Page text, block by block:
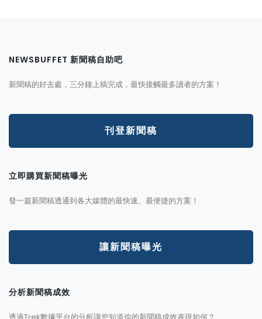
NEWSBUFFET 新聞稿自助吧
新聞稿的好去處，三分鐘上稿完成，最快接觸最多讀者的方案！
刊登新聞稿
立即購買新聞稿曝光
發一篇新聞稿透通到各大媒體的最快速、最便捷的方案！
讓新聞稿曝光
分析新聞稿成效
透過Trek數據平台的分析讓您知道你的新聞稿成效表現如何？